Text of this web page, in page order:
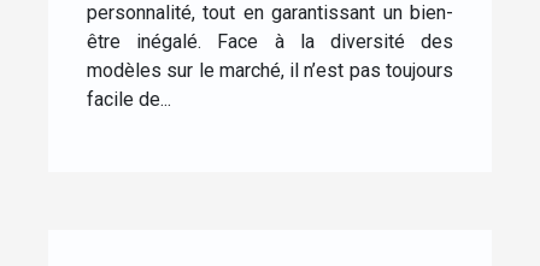
personnalité, tout en garantissant un bien-
être inégalé. Face à la diversité des
modèles sur le marché, il n’est pas toujours
facile de...